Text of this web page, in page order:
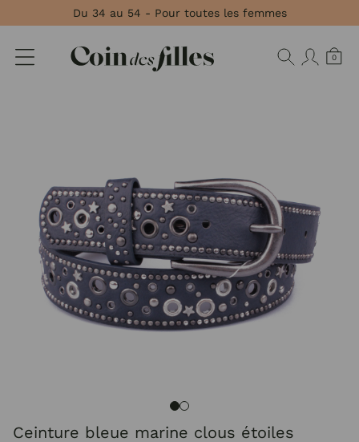
Du 34 au 54 - Pour toutes les femmes
0
Ceinture bleue marine clous étoiles
Panneau de gestion des cookies